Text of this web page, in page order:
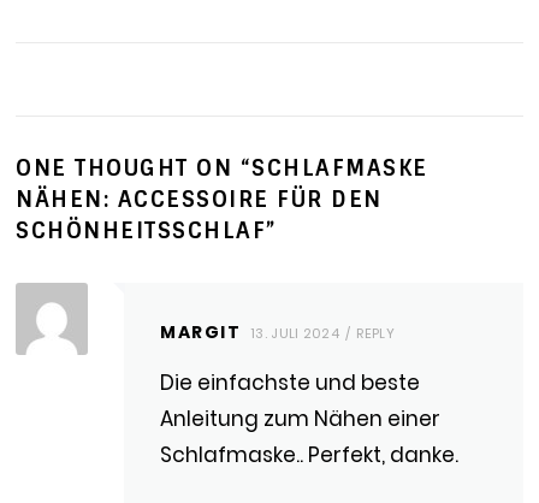
ONE THOUGHT ON “SCHLAFMASKE
NÄHEN: ACCESSOIRE FÜR DEN
SCHÖNHEITSSCHLAF”
MARGIT 13. JULI 2024 REPLY
Die einfachste und beste
Anleitung zum Nähen einer
Schlafmaske.. Perfekt, danke.